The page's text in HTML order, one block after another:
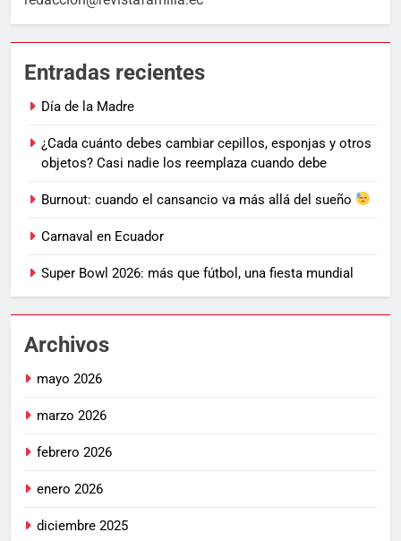
Entradas recientes
Día de la Madre
¿Cada cuánto debes cambiar cepillos, esponjas y otros
objetos? Casi nadie los reemplaza cuando debe
Burnout: cuando el cansancio va más allá del sueño
Carnaval en Ecuador
Super Bowl 2026: más que fútbol, una fiesta mundial
Archivos
mayo 2026
marzo 2026
febrero 2026
enero 2026
diciembre 2025